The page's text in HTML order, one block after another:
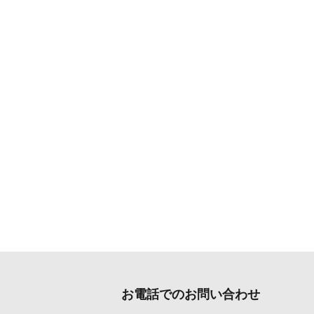
お電話でのお問い合わせ